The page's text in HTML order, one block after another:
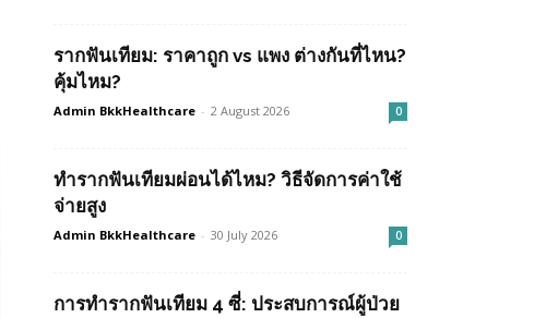
รากฟันเทียม: ราคาถูก vs แพง ต่างกันที่ไหน?
คุ้มไหม?
Admin BkkHealthcare - 2 August 2026 0
ทำรากฟันเทียมผ่อนได้ไหม? วิธีจัดการค่าใช้
จ่ายสูง
Admin BkkHealthcare - 30 July 2026 0
การทำรากฟันเทียม 4 ซี่: ประสบการณ์ผู้ป่วย